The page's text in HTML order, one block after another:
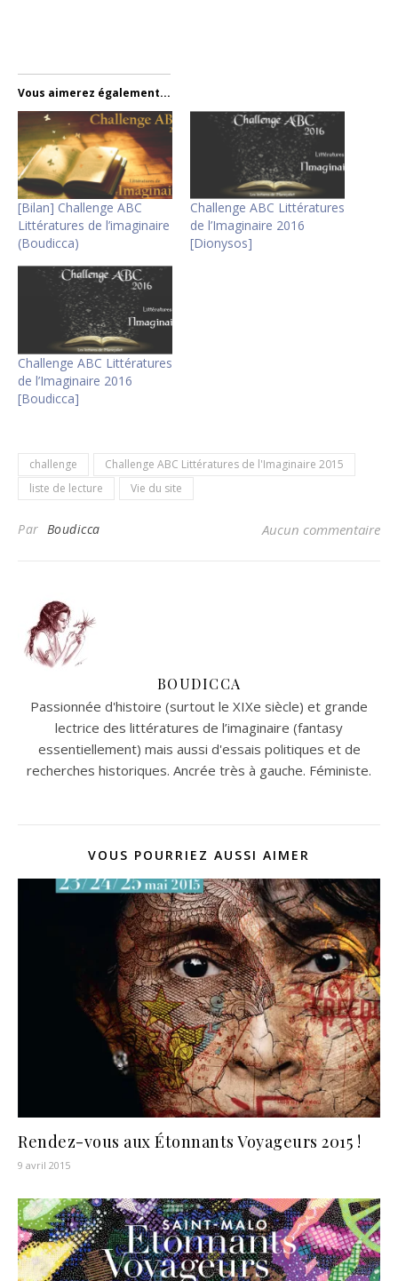
Vous aimerez également...
[Bilan] Challenge ABC
Littératures de l’imaginaire
(Boudicca)
Challenge ABC Littératures
de l’Imaginaire 2016
[Dionysos]
Challenge ABC Littératures
de l’Imaginaire 2016
[Boudicca]
challenge
Challenge ABC Littératures de l'Imaginaire 2015
liste de lecture
Vie du site
Par Boudicca Aucun commentaire
BOUDICCA
Passionnée d'histoire (surtout le XIXe siècle) et grande
lectrice des littératures de l’imaginaire (fantasy
essentiellement) mais aussi d'essais politiques et de
recherches historiques. Ancrée très à gauche. Féministe.
VOUS POURRIEZ AUSSI AIMER
Rendez-vous aux Étonnants Voyageurs 2015 !
9 avril 2015